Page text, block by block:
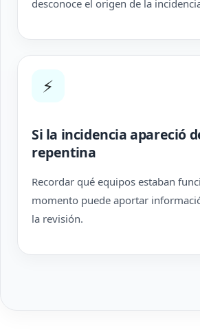
desconoce el origen de la
⚡
Si la incidencia apareció
repentina
Recordar qué equipos estaban
momento puede aportar
la revisión.